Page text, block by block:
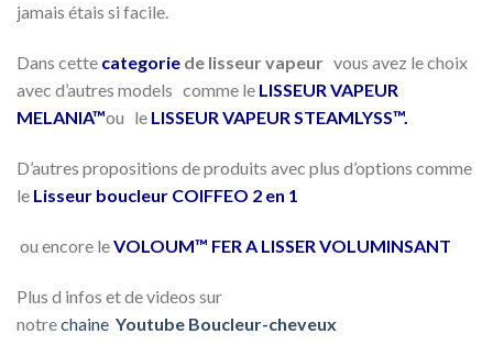
jamais étais si facile.
Dans cette categorie de lisseur vapeur vous avez le choix
avec d’autres models comme le LISSEUR VAPEUR
MELANIA™ou le LISSEUR VAPEUR STEAMLYSS™.
D’autres propositions de produits avec plus d’options comme
le Lisseur boucleur COIFFEO 2 en 1
ou encore leVOLOUM™ FER A LISSER VOLUMINSANT
Plus d infos et de videos sur
notrechaine Youtube Boucleur-cheveux